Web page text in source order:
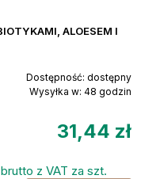
ALOESEM I
Dostępność: dostępny
Wysyłka w: 48 godzin
31,44 zł
z VAT za szt.